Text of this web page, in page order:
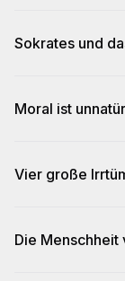
Sokrates und
Moral ist
Vier große
Die Menschheit